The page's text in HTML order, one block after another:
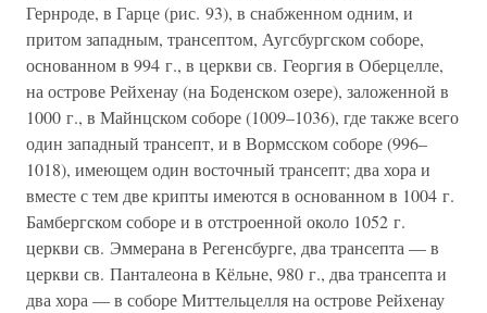
Гернроде, в Гарце (рис. 93), в снабженном одним, и
притом западным, трансептом, Аугсбургском соборе,
основанном в 994 г., в церкви св. Георгия в Оберцелле,
на острове Рейхенау (на Боденском озере), заложенной в
1000 г., в Майнцском соборе (1009–1036), где также всего
один западный трансепт, и в Вормсском соборе (996–
1018), имеющем один восточный трансепт; два хора и
вместе с тем две крипты имеются в основанном в 1004 г.
Бамбергском соборе и в отстроенной около 1052 г.
церкви св. Эммерана в Регенсбурге, два трансепта — в
церкви св. Панталеона в Кёльне, 980 г., два трансепта и
два хора — в соборе Миттельцелля на острове Рейхенау